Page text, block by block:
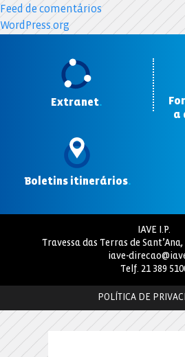
Feed de comentários
WordPress.org
Extranet.
a
Boletins itinerários.
IAVE I.P.
Travessa das Terras de Sant’Ana,
iave-
Telf. 21 389
POLÍTICA DE